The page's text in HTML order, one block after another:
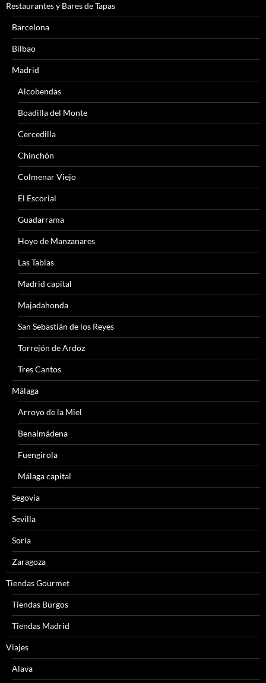
Restaurantes y Bares de Tapas
Barcelona
Bilbao
Madrid
Alcobendas
Boadilla del Monte
Cercedilla
Chinchón
Colmenar Viejo
El Escorial
Guadarrama
Hoyo de Manzanares
Las Tablas
Madrid capital
Majadahonda
San Sebastián de los Reyes
Torrejón de Ardoz
Tres Cantos
Málaga
Arroyo de la Miel
Benalmádena
Fuengirola
Málaga capital
Segovia
Sevilla
Soria
Zaragoza
Tiendas Gourmet
Tiendas Burgos
Tiendas Madrid
Viajes
Alava